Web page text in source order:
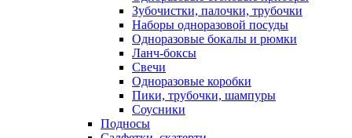
Зубочистки, палочки, трубочки
Наборы одноразовой посуды
Одноразовые бокалы и рюмки
Ланч-боксы
Свечи
Одноразовые коробки
Пики, трубочки, шампуры
Соусники
Подносы